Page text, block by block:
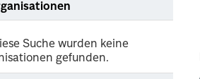
Suche wurden keine
gefunden.